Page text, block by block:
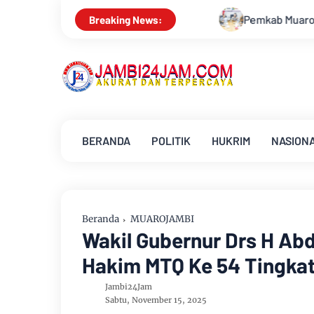
Breaking News:
Pemkab Muarojambi Mediasi Konflik PT Sinar
BERANDA POLITIK HUKRIM
Beranda MUAROJAMBI
Wakil Gubernur Drs H
Hakim MTQ Ke 54
Jambi24Jam
Sabtu, November 15, 2025